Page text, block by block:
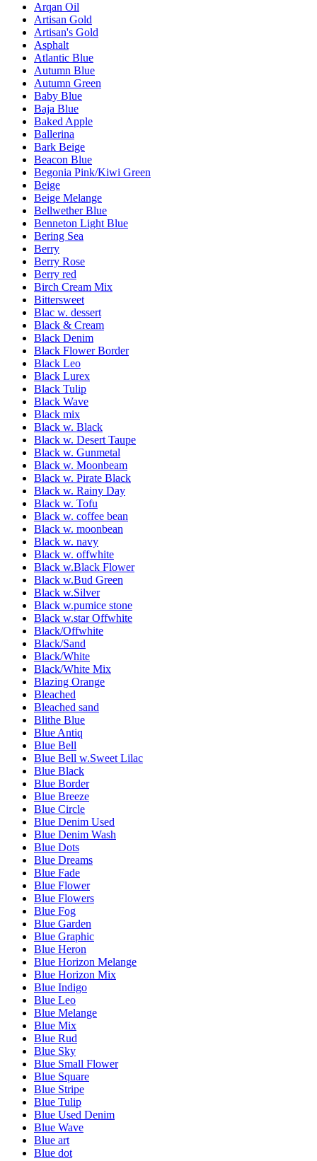
Arqan Oil
Artisan Gold
Artisan's Gold
Asphalt
Atlantic Blue
Autumn Blue
Autumn Green
Baby Blue
Baja Blue
Baked Apple
Ballerina
Bark Beige
Beacon Blue
Begonia Pink/Kiwi Green
Beige
Beige Melange
Bellwether Blue
Benneton Light Blue
Bering Sea
Berry
Berry Rose
Berry red
Birch Cream Mix
Bittersweet
Blac w. dessert
Black & Cream
Black Denim
Black Flower Border
Black Leo
Black Lurex
Black Tulip
Black Wave
Black mix
Black w. Black
Black w. Desert Taupe
Black w. Gunmetal
Black w. Moonbeam
Black w. Pirate Black
Black w. Rainy Day
Black w. Tofu
Black w. coffee bean
Black w. moonbean
Black w. navy
Black w. offwhite
Black w.Black Flower
Black w.Bud Green
Black w.Silver
Black w.pumice stone
Black w.star Offwhite
Black/Offwhite
Black/Sand
Black/White
Black/White Mix
Blazing Orange
Bleached
Bleached sand
Blithe Blue
Blue Antiq
Blue Bell
Blue Bell w.Sweet Lilac
Blue Black
Blue Border
Blue Breeze
Blue Circle
Blue Denim Used
Blue Denim Wash
Blue Dots
Blue Dreams
Blue Fade
Blue Flower
Blue Flowers
Blue Fog
Blue Garden
Blue Graphic
Blue Heron
Blue Horizon Melange
Blue Horizon Mix
Blue Indigo
Blue Leo
Blue Melange
Blue Mix
Blue Rud
Blue Sky
Blue Small Flower
Blue Square
Blue Stripe
Blue Tulip
Blue Used Denim
Blue Wave
Blue art
Blue dot